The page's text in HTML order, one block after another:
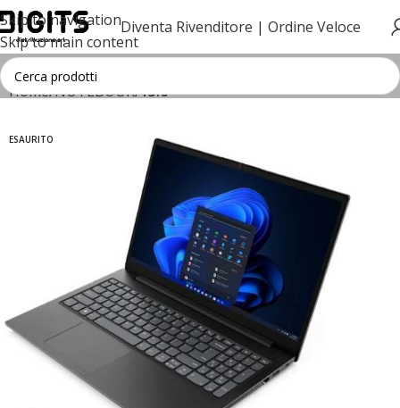
Skip to navigation
Skip to main content
Diventa Rivenditore | Ordine Veloce
Home NOTEBOOK 15.6"
ESAURITO